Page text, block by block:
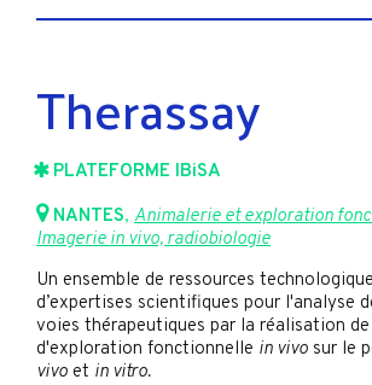
Therassay
PLATEFORME IBiSA
NANTES, Animalerie et exploration
Imagerie in vivo, radiobiologie
Un ensemble de ressources
d’expertises scientifiques pour l'analyse
voies thérapeutiques par la réalisation
d'exploration fonctionnelle in vivo sur le
vivo et in vitro.